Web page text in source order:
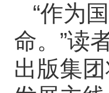
“作为
命。”读
出版集